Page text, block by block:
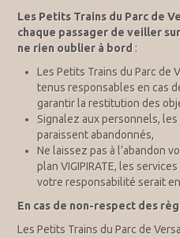
Les Petits Trains du Parc de
chaque passager de veiller
ne rien oublier à bord :
Les Petits Trains du Parc de
tenus responsables en cas
garantir la restitution des
Signalez aux personnels,
paraissent abandonnés,
Ne laissez pas à l’abandon
plan VIGIPIRATE, les
votre responsabilité serait
En cas de non-respect des
Les Petits Trains du Parc de